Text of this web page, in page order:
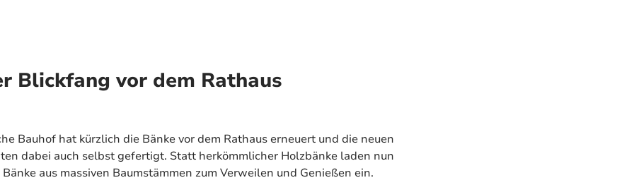
Blickfang vor dem Rathaus
Bauhof hat kürzlich die Bänke vor dem Rathaus erneuert und die neuen
dabei auch selbst gefertigt. Statt herkömmlicher Holzbänke laden nun
aus massiven Baumstämmen zum Verweilen und Genießen ein.